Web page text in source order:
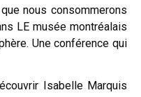
nous consommerons
LE musée montréalais
Une conférence qui
Isabelle Marquis